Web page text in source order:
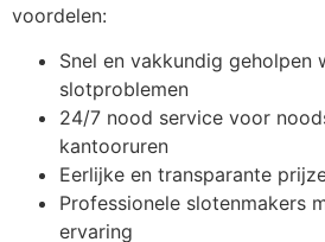
voordelen:
Snel en vakkundig geholpen
slotproblemen
24/7 nood service voor
kantooruren
Eerlijke en transparante
Professionele slotenmakers
ervaring